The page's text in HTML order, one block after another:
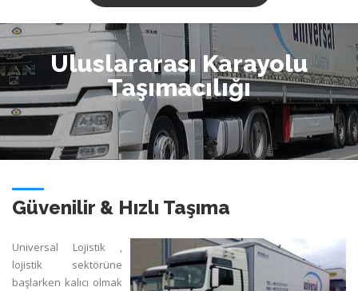
Uluslararası Karayolu
Taşımacılığı
Güvenilir & Hızlı Taşıma
Universal Lojistik ,
lojistik sektörüne
başlarken kalıcı olmak